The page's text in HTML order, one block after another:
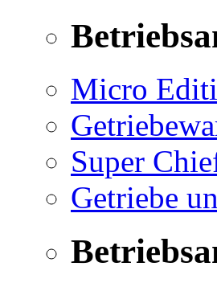
Micro
Super
Getriebe